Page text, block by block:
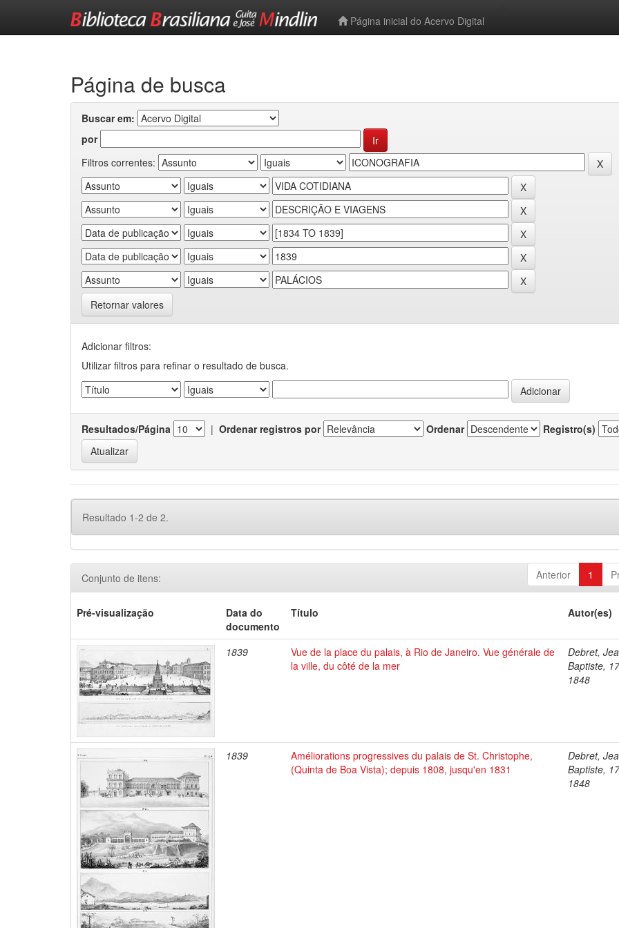
Página inicial do Acervo Digital
Página de busca
Buscar em:
por
Filtros correntes:
Retornar valores
Adicionar filtros:
Utilizar filtros para refinar o resultado de busca.
Resultados/Página | Ordenar registros por Ordenar Registro(s)
Resultado 1-2 de 2.
Anterior 1
Conjunto de itens:
Pré-visualização
Data do
documento
Título Autor(es)
1839
Vue de la place du palais, à Rio de Janeiro. Vue générale de
la ville, du côté de la mer
Debret,
Baptiste,
1848
1839
Améliorations progressives du palais de St. Christophe,
(Quinta de Boa Vista); depuis 1808, jusqu'en 1831
Debret,
Baptiste,
1848